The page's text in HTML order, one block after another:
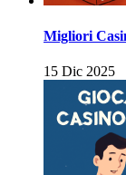
Migliori
15 Dic 2025